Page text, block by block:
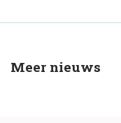
Meer nieuws